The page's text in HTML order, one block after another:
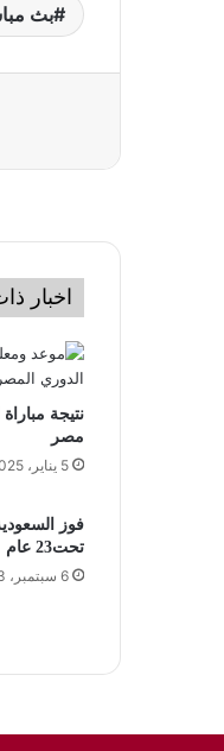
بث
اخبار
نتيجة
مصر
5 يناير، 2025
فوز
تحت23 عام
6 سبتمبر، 2023